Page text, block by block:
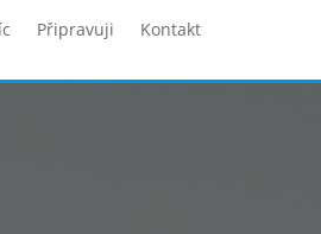
Připravuji Kontakt